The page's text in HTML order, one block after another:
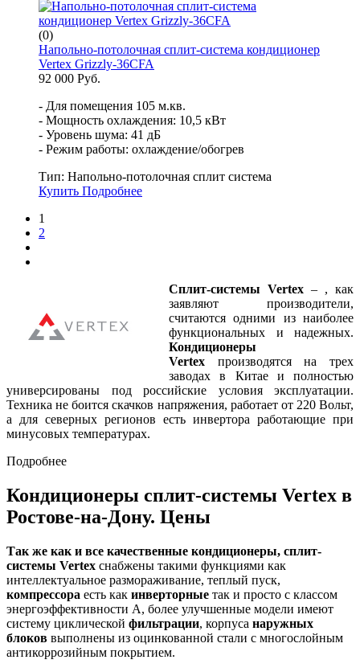
(0)
Напольно-потолочная сплит-система кондиционер
Vertex Grizzly-36CFA
92 000 Руб.
- Для помещения 105 м.кв.
- Мощность охлаждения: 10,5 кВт
- Уровень шума: 41 дБ
- Режим работы: охлаждение/обогрев
Тип: Напольно-потолочная сплит система
Купить Подробнее
1
2
Сплит-системы Vertex – , как
заявляют производители,
считаются одними из наиболее
функциональных и надежных.
Кондиционеры
Vertex производятся на трех
заводах в Китае и полностью
универсированы под российские условия эксплуатации.
Техника не боится скачков напряжения, работает от 220 Вольт,
а для северных регионов есть инвертора работающие при
минусовых температурах.
Подробнее
Кондиционеры сплит-системы Vertex в
Ростове-на-Дону. Цены
Так же как и все качественные кондиционеры, сплит-
системы Vertex снабжены такими функциями как
интеллектуальное размораживание, теплый пуск,
компрессора есть как инверторные так и просто с классом
энергоэффективности А, более улучшенные модели имеют
систему циклической фильтрации, корпуса наружных
блоков выполнены из оцинкованной стали с многослойным
антикоррозийным покрытием.